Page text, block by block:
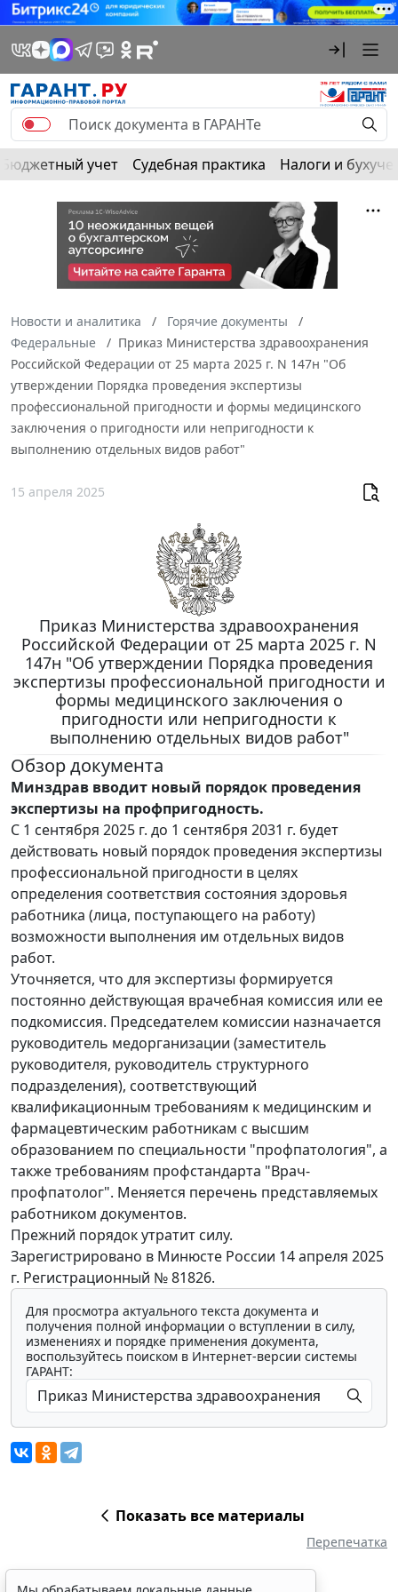
Бюджетный учет Судебная практика Налоги и
Новости и аналитика
Горячие документы
Федеральные
Приказ Министерства здравоохранения
Российской Федерации от 25 марта 2025 г. N 147н "Об
утверждении Порядка проведения экспертизы
профессиональной пригодности и формы медицинского
заключения о пригодности или непригодности к
выполнению отдельных видов работ"
15 апреля 2025
Приказ Министерства здравоохранения
Российской Федерации от 25 марта 2025 г. N
147н "Об утверждении Порядка проведения
экспертизы профессиональной пригодности и
формы медицинского заключения о
пригодности или непригодности к
выполнению отдельных видов работ"
Обзор документа
Минздрав вводит новый порядок проведения
экспертизы на профпригодность.
С 1 сентября 2025 г. до 1 сентября 2031 г. будет
действовать новый порядок проведения экспертизы
профессиональной пригодности в целях
определения соответствия состояния здоровья
работника (лица, поступающего на работу)
возможности выполнения им отдельных видов
работ.
Уточняется, что для экспертизы формируется
постоянно действующая врачебная комиссия или ее
подкомиссия. Председателем комиссии назначается
руководитель медорганизации (заместитель
руководителя, руководитель структурного
подразделения), соответствующий
квалификационным требованиям к медицинским и
фармацевтическим работникам с высшим
образованием по специальности "профпатология", а
также требованиям профстандарта "Врач-
профпатолог". Меняется перечень представляемых
работником документов.
Прежний порядок утратит силу.
Зарегистрировано в Минюсте России 14 апреля 2025
г. Регистрационный № 81826.
Для просмотра актуального текста документа и
получения полной информации о вступлении в силу,
изменениях и порядке применения документа,
воспользуйтесь поиском в Интернет-версии системы
ГАРАНТ:
Показать все материалы
Перепечатка